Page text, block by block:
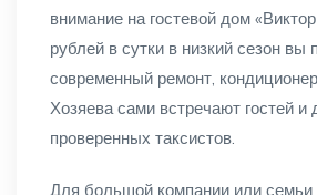
внимание на гостевой дом
рублей в сутки в низкий сезон вы
современный ремонт,
Хозяева сами встречают гостей и
проверенных таксистов.
Для большой компании или семьи